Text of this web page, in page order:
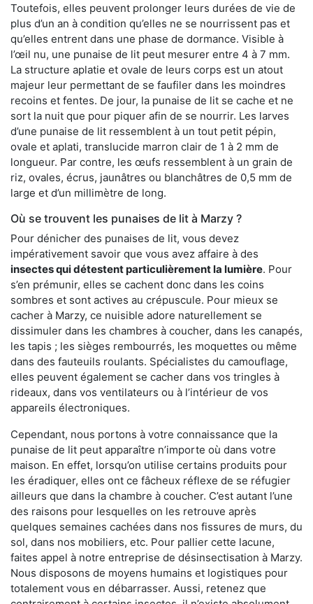
Toutefois, elles peuvent prolonger leurs durées de vie de
plus d’un an à condition qu’elles ne se nourrissent pas et
qu’elles entrent dans une phase de dormance. Visible à
l’œil nu, une punaise de lit peut mesurer entre 4 à 7 mm.
La structure aplatie et ovale de leurs corps est un atout
majeur leur permettant de se faufiler dans les moindres
recoins et fentes. De jour, la punaise de lit se cache et ne
sort la nuit que pour piquer afin de se nourrir. Les larves
d’une punaise de lit ressemblent à un tout petit pépin,
ovale et aplati, translucide marron clair de 1 à 2 mm de
longueur. Par contre, les œufs ressemblent à un grain de
riz, ovales, écrus, jaunâtres ou blanchâtres de 0,5 mm de
large et d’un millimètre de long.
Où se trouvent les punaises de lit à Marzy ?
Pour dénicher des punaises de lit, vous devez
impérativement savoir que vous avez affaire à des
insectes qui détestent particulièrement la lumière. Pour
s’en prémunir, elles se cachent donc dans les coins
sombres et sont actives au crépuscule. Pour mieux se
cacher à Marzy, ce nuisible adore naturellement se
dissimuler dans les chambres à coucher, dans les canapés,
les tapis ; les sièges rembourrés, les moquettes ou même
dans des fauteuils roulants. Spécialistes du camouflage,
elles peuvent également se cacher dans vos tringles à
rideaux, dans vos ventilateurs ou à l’intérieur de vos
appareils électroniques.
Cependant, nous portons à votre connaissance que la
punaise de lit peut apparaître n’importe où dans votre
maison. En effet, lorsqu’on utilise certains produits pour
les éradiquer, elles ont ce fâcheux réflexe de se réfugier
ailleurs que dans la chambre à coucher. C’est autant l’une
des raisons pour lesquelles on les retrouve après
quelques semaines cachées dans nos fissures de murs, du
sol, dans nos mobiliers, etc. Pour pallier cette lacune,
faites appel à notre entreprise de désinsectisation à Marzy.
Nous disposons de moyens humains et logistiques pour
totalement vous en débarrasser. Aussi, retenez que